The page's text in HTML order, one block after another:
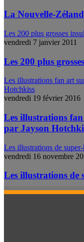
La Nouvelle-
Les 200 plus grosses
vendredi 7 janvier 2011
Les 200 plus
Les illustrations fan art
Hotchkiss
vendredi 19 février 2016
Les illustrations
par Jayson
Les illustrations de
vendredi 16 novembre
Les illustrations de